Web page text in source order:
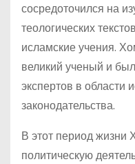
сосредоточился на
теологических
исламские учения.
великий ученый и
экспертов в
законодательства.
В этот период жизни
политическую